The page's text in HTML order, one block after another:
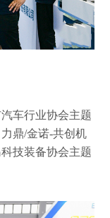
车行业协会主题
力鼎/金诺-共创机
技装备协会主题